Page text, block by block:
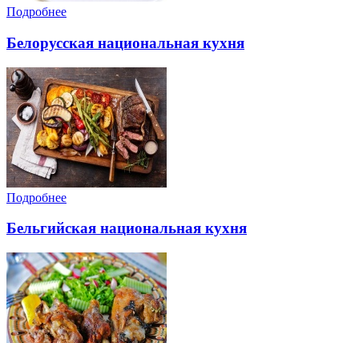
Подробнее
Белорусская национальная кухня
Подробнее
Бельгийская национальная кухня